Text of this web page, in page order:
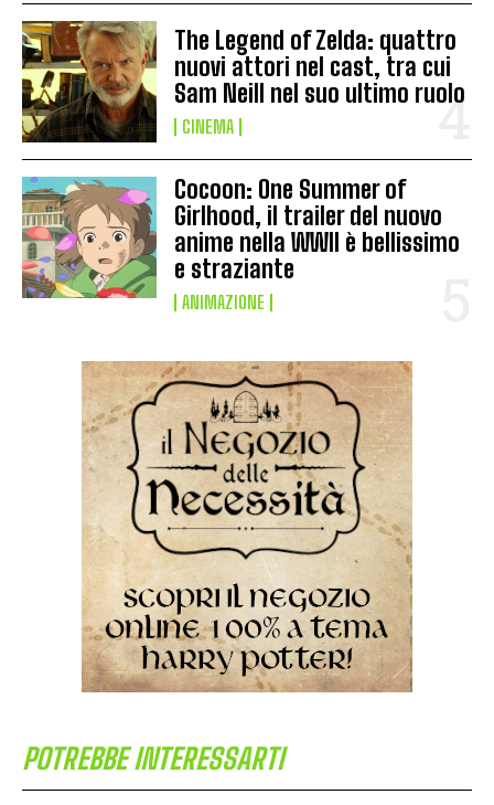
The Legend of Zelda: quattro
nuovi attori nel cast, tra cui
Sam Neill nel suo ultimo ruolo
CINEMA
Cocoon: One Summer of
Girlhood, il trailer del nuovo
anime nella WWII è bellissimo
e straziante
ANIMAZIONE
POTREBBE INTERESSARTI